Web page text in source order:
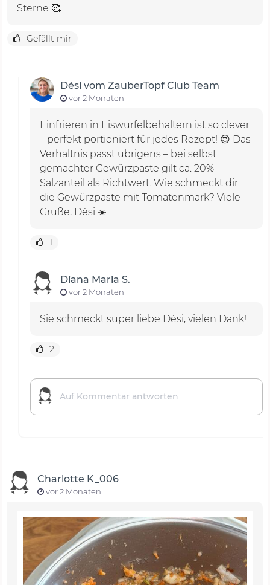
Sterne 🥰
Gefällt mir
Dési vom ZauberTopf Club Team
vor 2 Monaten
Einfrieren in Eiswürfelbehältern ist so clever
– perfekt portioniert für jedes Rezept! 😍 Das
Verhältnis passt übrigens – bei selbst
gemachter Gewürzpaste gilt ca. 20%
Salzanteil als Richtwert. Wie schmeckt dir
die Gewürzpaste mit Tomatenmark? Viele
Grüße, Dési ☀️
1
Diana Maria S.
vor 2 Monaten
Sie schmeckt super liebe Dési, vielen Dank!
2
Charlotte K_006
vor 2 Monaten